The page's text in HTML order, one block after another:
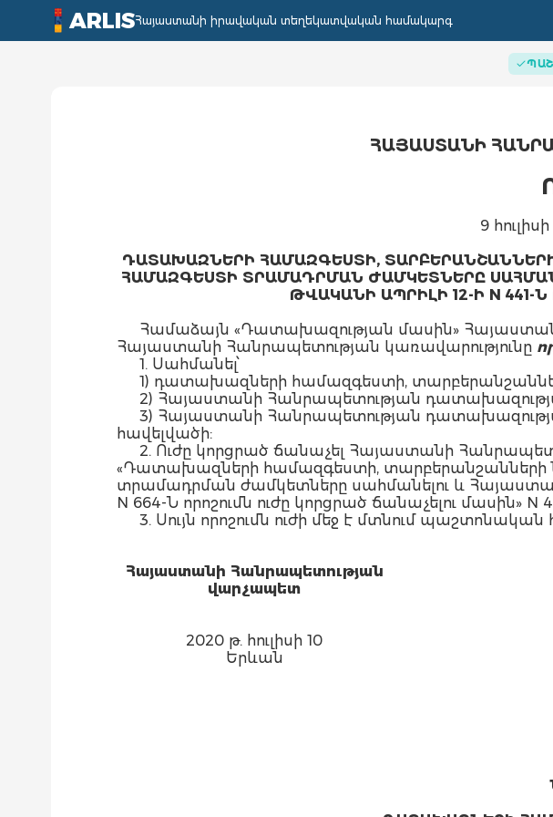
ARLISՀայաստանի իրավական տեղեկատվական համակարգ
ՀԱՅԱՍՏԱՆԻ
9
ԴԱՏԱԽԱԶՆԵՐԻ ՀԱՄԱԶԳԵՍՏԻ,
ՀԱՄԱԶԳԵՍՏԻ ՏՐԱՄԱԴՐՄԱՆ ԺԱՄԿԵՏՆԵՐԸ
ԹՎԱԿԱՆԻ ԱՊՐԻԼԻ 12-Ի N 441-
Համաձայն «Դատախազության մասին»
Հայաստանի Հանրապետության կառավարությունը
1. Սահմանել՝
1) դատախազների համազգեստի,
2) Հայաստանի Հանրապետության
3) Հայաստանի Հանրապետության
հավելվածի:
2. Ուժը կորցրած ճանաչել Հայաստանի
«Դատախազների համազգեստի,
տրամադրման ժամկետները սահմանելու և
N 664-Ն որոշումն ուժը կորցրած ճանաչելու մասին» N
3. Սույն որոշումն ուժի մեջ է մտնում
Հայաստանի Հանրապետության
վարչապետ
2020 թ. հուլիսի 10
Երևան